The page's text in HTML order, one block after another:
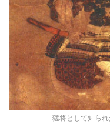
猛将として知ら